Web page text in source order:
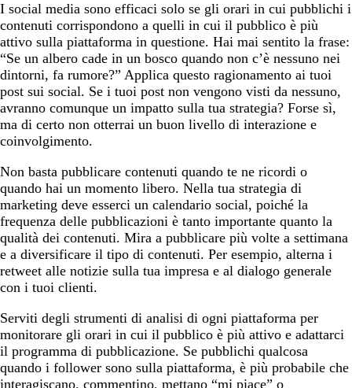
I social media sono efficaci solo se gli orari in cui pubblichi i
contenuti corrispondono a quelli in cui il pubblico è più
attivo sulla piattaforma in questione. Hai mai sentito la frase:
“Se un albero cade in un bosco quando non c’è nessuno nei
dintorni, fa rumore?” Applica questo ragionamento ai tuoi
post sui social. Se i tuoi post non vengono visti da nessuno,
avranno comunque un impatto sulla tua strategia? Forse sì,
ma di certo non otterrai un buon livello di interazione e
coinvolgimento.
Non basta pubblicare contenuti quando te ne ricordi o
quando hai un momento libero. Nella tua strategia di
marketing deve esserci un calendario social, poiché la
frequenza delle pubblicazioni è tanto importante quanto la
qualità dei contenuti. Mira a pubblicare più volte a settimana
e a diversificare il tipo di contenuti. Per esempio, alterna i
retweet alle notizie sulla tua impresa e al dialogo generale
con i tuoi clienti.
Serviti degli strumenti di analisi di ogni piattaforma per
monitorare gli orari in cui il pubblico è più attivo e adattarci
il programma di pubblicazione. Se pubblichi qualcosa
quando i follower sono sulla piattaforma, è più probabile che
interagiscano, commentino, mettano “mi piace” o